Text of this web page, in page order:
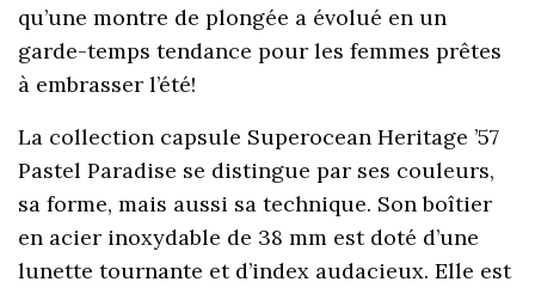
qu’une montre de plongée a évolué en un
garde-temps tendance pour les femmes prêtes
à embrasser l’été!
La collection capsule Superocean Heritage ’57
Pastel Paradise se distingue par ses couleurs,
sa forme, mais aussi sa technique. Son boîtier
en acier inoxydable de 38 mm est doté d’une
lunette tournante et d’index audacieux. Elle est